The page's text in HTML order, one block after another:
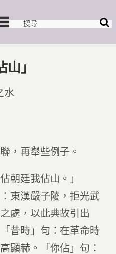
」
水
，再舉些例子。
朝廷我佔山。」
東漢嚴子陵，拒光武
處，以此典故引出
昔時」句：在革命時
顯赫。「你佔」句：